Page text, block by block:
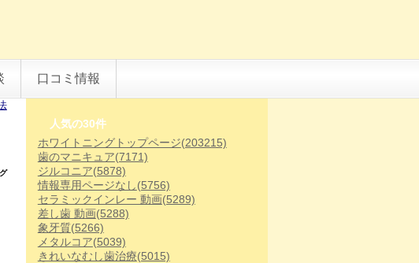
口コミ情報
人気の30件
ホワイトニングトップページ(203215)
歯のマニキュア(7171)
ジルコニア(5878)
情報専用ページなし(5756)
セラミックインレー 動画(5289)
差し歯 動画(5288)
象牙質(5266)
メタルコア(5039)
きれいなむし歯治療(5015)